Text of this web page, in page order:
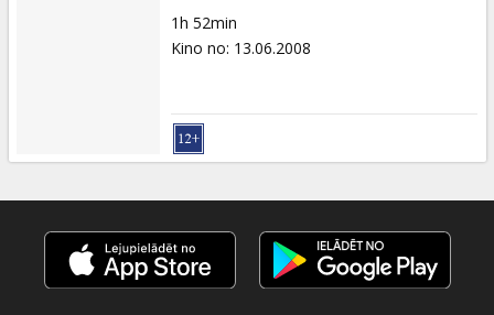
1h 52min
Kino no: 13.06.2008